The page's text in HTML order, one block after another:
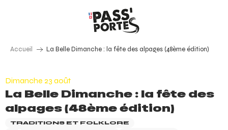
Accueil La Belle Dimanche : la fête des alpages (48ème édition)
Dimanche 23 août
La Belle Dimanche : la fête des
alpages (48ème édition)
TRADITIONS ET FOLKLORE